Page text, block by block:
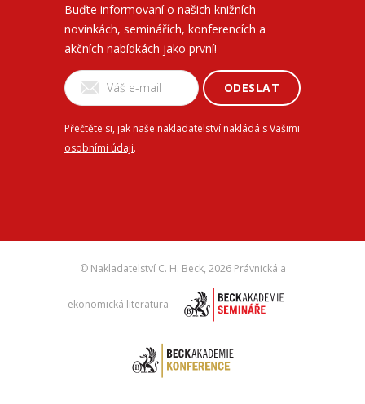
Buďte informovaní o našich knižních
novinkách, seminářích, konferencích a
akčních nabídkách jako první!
ODESLAT
Přečtěte si, jak naše nakladatelství nakládá s Vašimi
osobními údaji.
© Nakladatelství C. H. Beck, 2026 Právnická a
ekonomická literatura